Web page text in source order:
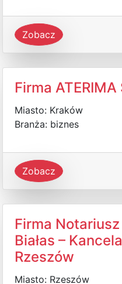
Zobacz
Firma ATERIMA
Miasto: Kraków
Branża: biznes
Zobacz
Firma
Białas –
Rzeszów
Miasto: Rzeszów